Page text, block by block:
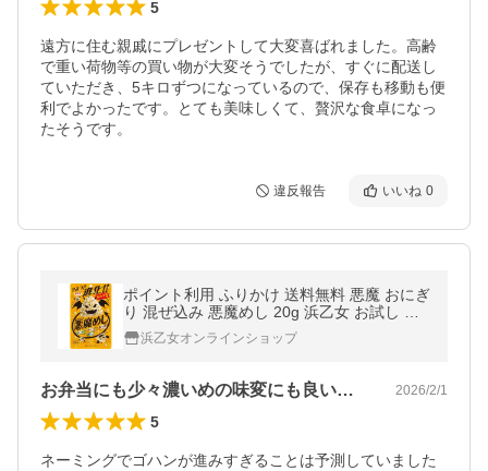
5
遠方に住む親戚にプレゼントして大変喜ばれました。高齢
で重い荷物等の買い物が大変そうでしたが、すぐに配送し
ていただき、5キロずつになっているので、保存も移動も便
利でよかったです。とても美味しくて、贅沢な食卓になっ
たそうです。
違反報告 いいね 0
ポイント利用 ふりかけ 送料無料 悪魔 おにぎ
り 混ぜ込み 悪魔めし 20g 浜乙女 お試し メ
ール便 ポイント消化 ギフト
浜乙女オンラインショップ
お弁当にも少々濃いめの味変にも良いです 2026/2/1
5
ネーミングでゴハンが進みすぎることは予測していました